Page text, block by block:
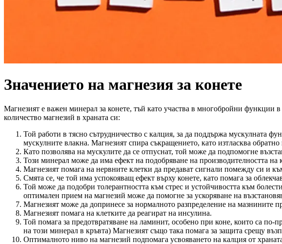
Значението на магнезия за конете
Магнезият е важен минерал за конете, тъй като участва в многобройни функции
количество магнезий в храната си:
Той работи в тясно сътрудничество с калция, за да поддържа мускулната
мускулните влакна. Магнезият спира съкращението, като изтласква обратно
Като позволява на мускулите да се отпуснат, той може да подпомогне
Този минерал може да има ефект на подобряване на производителността
Магнезият помага на нервните клетки да предават сигнали помежду си и
Смята се, че той има успокояващ ефект върху конете, като помага за
Той може да подобри толерантността към стрес и устойчивостта към
оптимален прием на магнезий може да помогне за ускоряване на
Магнезият може да допринесе за нормалното разпределение на мазнините
Магнезият помага на клетките да реагират на инсулина.
Той помага за предотвратяване на ламинит, особено при коне, които са
на този минерал в кръвта) Магнезият също така помага за защита срещу
Оптималното ниво на магнезий подпомага усвояването на калция от